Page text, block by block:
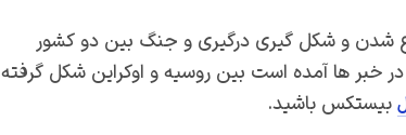
اند. با شروع شدن و شکل گیری درگیری و جنگ بین دو کشور
خبر ها آمده است بین روسیه و اوکراین شکل گرفته
بیستکس باشید.